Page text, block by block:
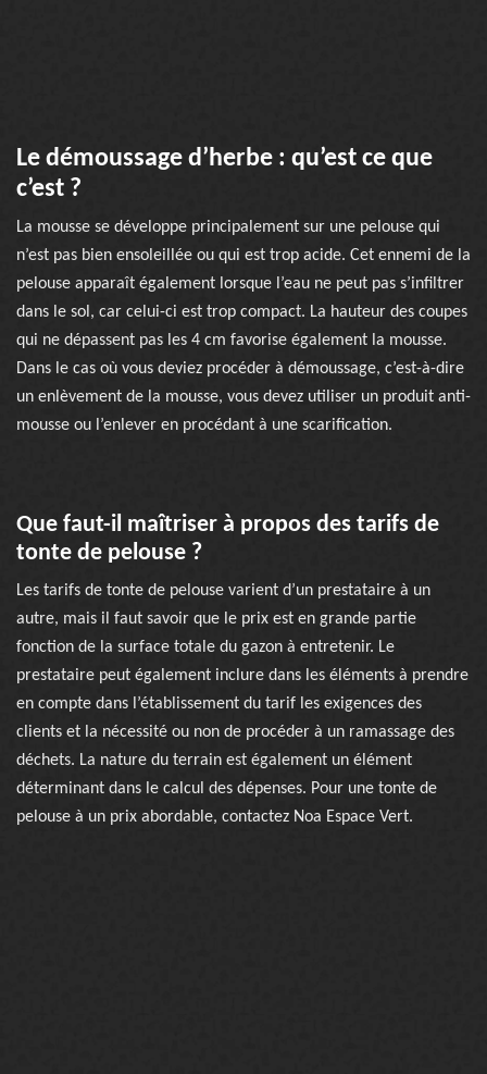
Le démoussage d’herbe : qu’est ce que
c’est ?
La mousse se développe principalement sur une pelouse qui
n’est pas bien ensoleillée ou qui est trop acide. Cet ennemi de la
pelouse apparaît également lorsque l’eau ne peut pas s’infiltrer
dans le sol, car celui-ci est trop compact. La hauteur des coupes
qui ne dépassent pas les 4 cm favorise également la mousse.
Dans le cas où vous deviez procéder à démoussage, c’est-à-dire
un enlèvement de la mousse, vous devez utiliser un produit anti-
mousse ou l’enlever en procédant à une scarification.
Que faut-il maîtriser à propos des tarifs de
tonte de pelouse ?
Les tarifs de tonte de pelouse varient d’un prestataire à un
autre, mais il faut savoir que le prix est en grande partie
fonction de la surface totale du gazon à entretenir. Le
prestataire peut également inclure dans les éléments à prendre
en compte dans l’établissement du tarif les exigences des
clients et la nécessité ou non de procéder à un ramassage des
déchets. La nature du terrain est également un élément
déterminant dans le calcul des dépenses. Pour une tonte de
pelouse à un prix abordable, contactez Noa Espace Vert.